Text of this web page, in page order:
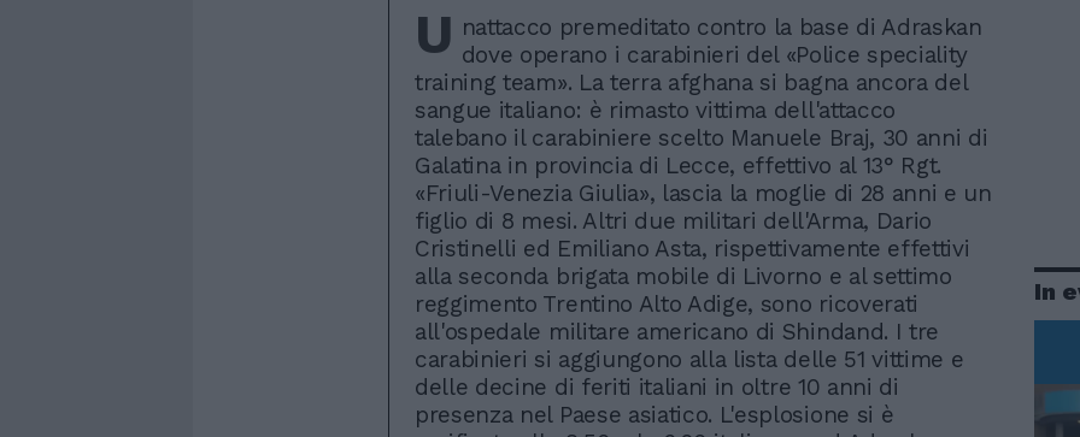
U nattacco premeditato contro la base di Adraskan
dove operano i carabinieri del «Police speciality
training team». La terra afghana si bagna ancora del
sangue italiano: è rimasto vittima dell'attacco
talebano il carabiniere scelto Manuele Braj, 30 anni di
Galatina in provincia di Lecce, effettivo al 13° Rgt.
«Friuli-Venezia Giulia», lascia la moglie di 28 anni e un
figlio di 8 mesi. Altri due militari dell'Arma, Dario
Cristinelli ed Emiliano Asta, rispettivamente effettivi
alla seconda brigata mobile di Livorno e al settimo
reggimento Trentino Alto Adige, sono ricoverati
all'ospedale militare americano di Shindand. I tre
carabinieri si aggiungono alla lista delle 51 vittime e
delle decine di feriti italiani in oltre 10 anni di
presenza nel Paese asiatico. L'esplosione si è
In